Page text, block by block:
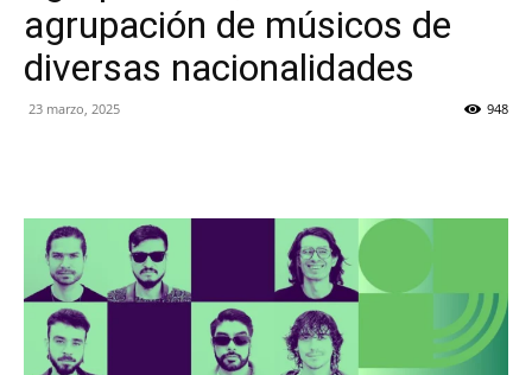
agrupación de músicos de
diversas nacionalidades
23 marzo, 2025 948